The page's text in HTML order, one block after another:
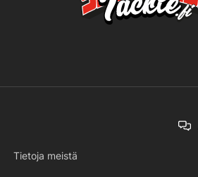
Tietoja meistä